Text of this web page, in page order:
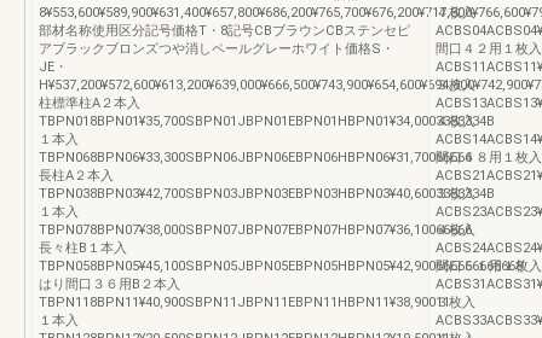
部材名称使用区分記号価格T・8記号CBブラウンCBステンセピ
アブラックブロンズつや消しペールグレーホワイト価格S・
JE・
柱標準柱A２本入
TBPN018BPN01¥35,700SBPN01JBPN01EBPN01HBPN01¥34,0003333334B
１本入
TBPN068BPN06¥33,300SBPN06JBPN06EBPN06HBPN06¥31,70066666
長柱A２本入
TBPN038BPN03¥42,700SBPN03JBPN03EBPN03HBPN03¥40,6003333334B
１本入
TBPN078BPN07¥38,000SBPN07JBPN07EBPN07HBPN07¥36,10066666
長々柱B１本入
TBPN058BPN05¥45,100SBPN05JBPN05EBPN05HBPN05¥42,900666666666668
はり間口３６用B２本入
TBPN118BPN11¥40,900SBPN11JBPN11EBPN11HBPN11¥38,90011
１本入
４枚入
間口４２用１枚入
３枚入
４枚入
間口４８用１枚入
３枚入
４枚入
間口５１用１枚入
３枚入